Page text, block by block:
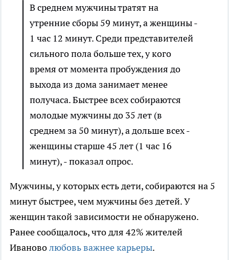
В среднем мужчины тратят на
утренние сборы 59 минут, а женщины -
1 час 12 минут. Среди представителей
сильного пола больше тех, у кого
время от момента пробуждения до
выхода из дома занимает менее
получаса. Быстрее всех собираются
молодые мужчины до 35 лет (в
среднем за 50 минут), а дольше всех -
женщины старше 45 лет (1 час 16
минут), - показал опрос.
Мужчины, у которых есть дети, собираются на 5
минут быстрее, чем мужчины без детей. У
женщин такой зависимости не обнаружено.
Ранее сообщалось, что для 42% жителей
Ивановолюбовь важнее карьеры.